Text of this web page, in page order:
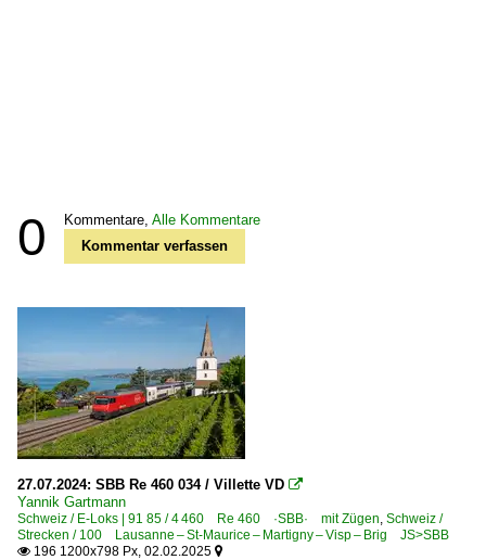
0 Kommentare, Alle Kommentare
Kommentar verfassen
27.07.2024: SBB Re 460 034 / Villette VD 
Yannik Gartmann
Schweiz / E-Loks | 91 85 / 4 460 Re 460 ·SBB· mit Zügen, Schweiz /
Strecken / 100 Lausanne – St-Maurice – Martigny – Visp – Brig JS>SBB
 196 1200x798 Px, 02.02.2025 